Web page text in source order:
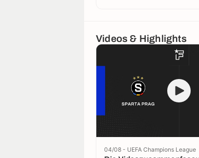
Videos & Highlights
04/08 - UEFA Champions League